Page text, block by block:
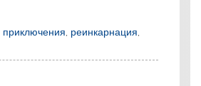
приключения, реинкарнация,